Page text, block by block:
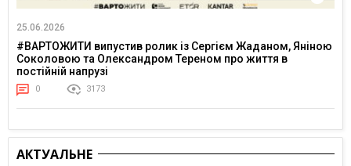
25.06.2026
#ВАРТОЖИТИ випустив ролик із Сергієм Жаданом, Яніною
Соколовою та Олександром Тереном про життя в
постійній напрузі
0 3173
АКТУАЛЬНЕ